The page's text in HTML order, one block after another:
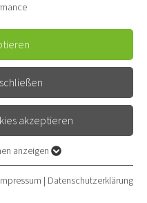
akzeptieren
Funktionen der
dass die Webseite
anzeigen
| Datenschutzerklärung